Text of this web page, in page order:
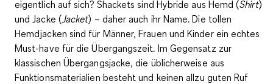
eigentlich auf sich? Shackets sind Hybride aus Hemd (Shirt)
und Jacke (Jacket) – daher auch ihr Name. Die tollen
Hemdjacken sind für Männer, Frauen und Kinder ein echtes
Must-have für die Übergangszeit. Im Gegensatz zur
klassischen Übergangsjacke, die üblicherweise aus
Funktionsmaterialien besteht und keinen allzu guten Ruf